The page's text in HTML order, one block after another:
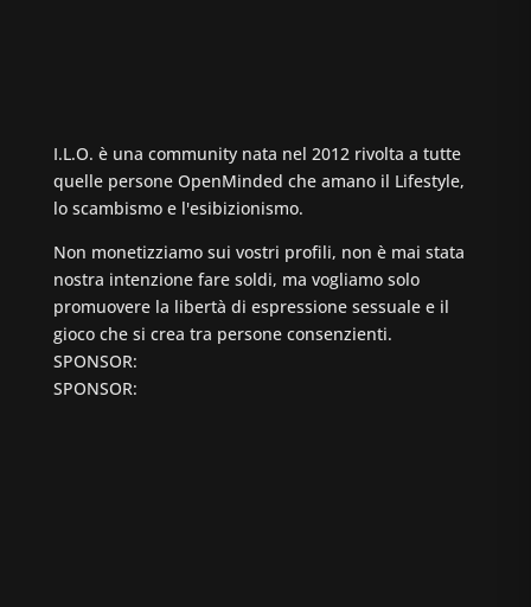
I.L.O. è una community nata nel 2012 rivolta a tutte
quelle persone OpenMinded che amano il Lifestyle,
lo scambismo e l'esibizionismo.
Non monetizziamo sui vostri profili, non è mai stata
nostra intenzione fare soldi, ma vogliamo solo
promuovere la libertà di espressione sessuale e il
gioco che si crea tra persone consenzienti.
SPONSOR:
SPONSOR: